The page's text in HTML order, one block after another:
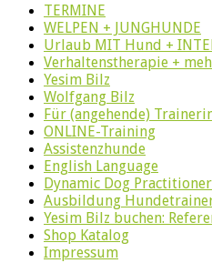
TERMINE
WELPEN + JUNGHUNDE
Urlaub MIT Hund +
Verhaltenstherapie +
Yesim Bilz
Wolfgang Bilz
Für (angehende)
ONLINE-Training
Assistenzhunde
English Language
Dynamic Dog Practitioner
Ausbildung
Yesim Bilz buchen:
Shop Katalog
Impressum